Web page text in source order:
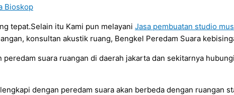
Bioskop
tepat.Selain itu Kami pun melayani Jasa pembuatan studio
konsultan akustik ruang, Bengkel Peredam Suara
suara ruangan di daerah jakarta dan sekitarnya
dengan peredam suara akan berbeda dengan ruangan